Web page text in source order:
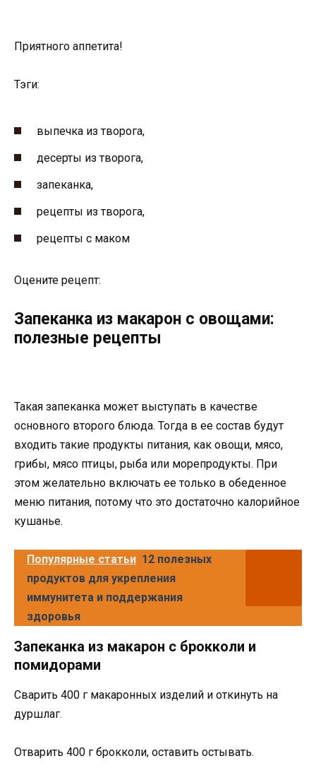
Приятного аппетита!
Тэги:
выпечка из творога,
десерты из творога,
запеканка,
рецепты из творога,
рецепты с маком
Оцените рецепт:
Запеканка из макарон с овощами:
полезные рецепты
Такая запеканка может выступать в качестве
основного второго блюда. Тогда в ее состав будут
входить такие продукты питания, как овощи, мясо,
грибы, мясо птицы, рыба или морепродукты. При
этом желательно включать ее только в обеденное
меню питания, потому что это достаточно калорийное
кушанье.
Популярные статьи 12 полезных
продуктов для укрепления
иммунитета и поддержания
здоровья
Запеканка из макарон с брокколи и
помидорами
Сварить 400 г макаронных изделий и откинуть на
дуршлаг.
Отварить 400 г брокколи, оставить остывать.